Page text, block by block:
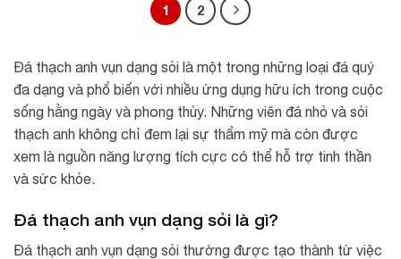
1 2
Đá thạch anh vụn dạng sỏi là một trong những loại đá quý
đa dạng và phổ biến với nhiều ứng dụng hữu ích trong cuộc
sống hằng ngày và phong thủy. Những viên đá nhỏ và sỏi
thạch anh không chỉ đem lại sự thẩm mỹ mà còn được
xem là nguồn năng lượng tích cực có thể hỗ trợ tinh thần
và sức khỏe.
Đá thạch anh vụn dạng sỏi là gì?
Đá thạch anh vụn dạng sỏi thường được tạo thành từ việc